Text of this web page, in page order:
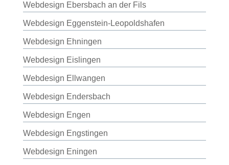
Webdesign Ebersbach an der Fils
Webdesign Eggenstein-Leopoldshafen
Webdesign Ehningen
Webdesign Eislingen
Webdesign Ellwangen
Webdesign Endersbach
Webdesign Engen
Webdesign Engstingen
Webdesign Eningen